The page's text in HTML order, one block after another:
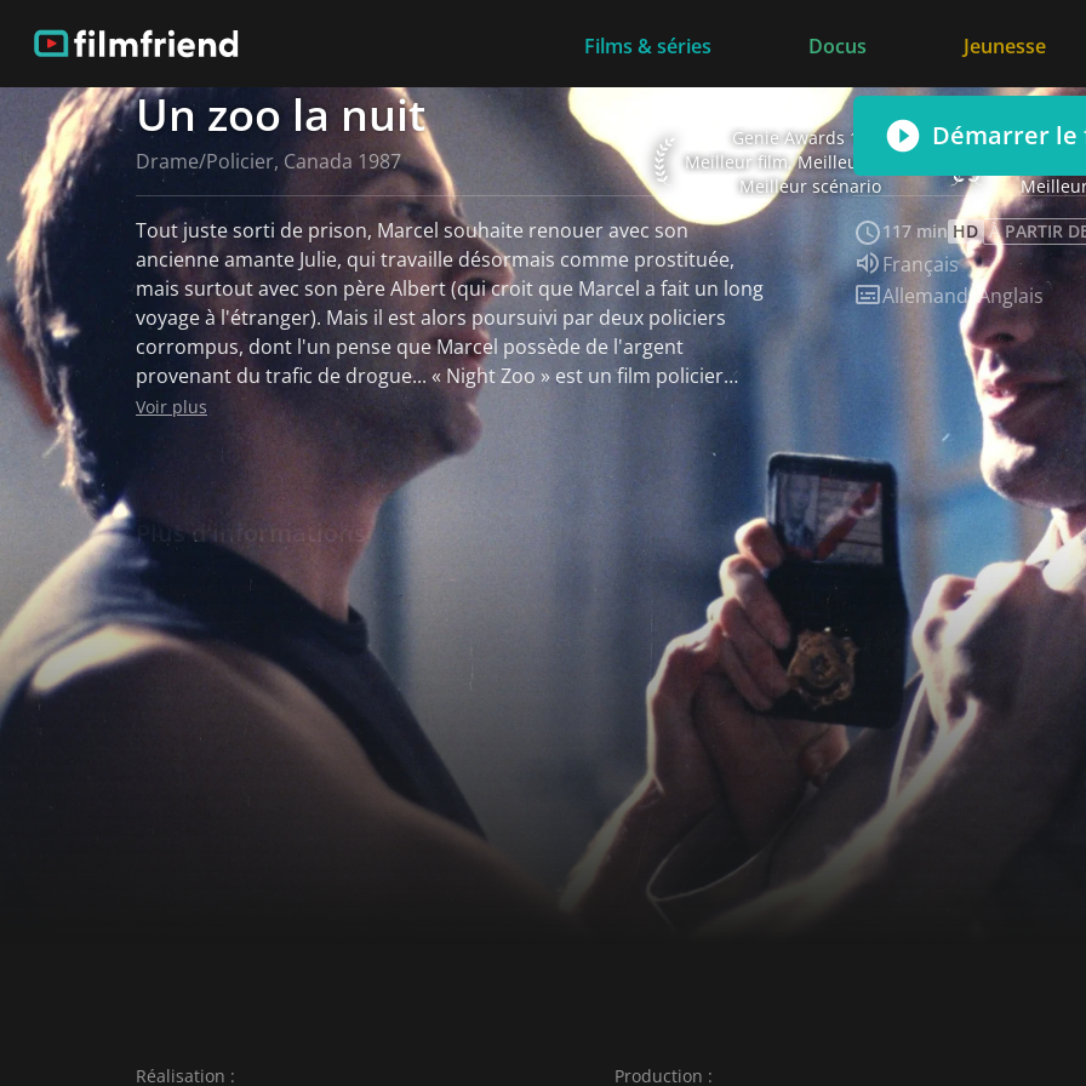
Films & séries Docus Jeunesse
Genie
Genie Awards 1988 Meilleur film, Meilleure
Genie Awards 1988
Meilleur scénario
Un zoo la nuit
Drame/Policier, Canada 1987
Démarrer le
Tout juste sorti de prison, Marcel souhaite renouer avec son
ancienne amante Julie, qui travaille désormais comme prostituée,
mais surtout avec son père Albert (qui croit que Marcel a fait un long
voyage à l'étranger). Mais il est alors poursuivi par deux policiers
corrompus, dont l'un pense que Marcel possède de l'argent
provenant du trafic de drogue... « Night Zoo » est un film policier
moderne, densément mis en scène et baigné de lumière néon, qui se
déroule dans la jungle des bas-fonds de Montréal, un « zoo humain »
où sont enfermés des animaux sauvages. Lauzon (1953-1997) a étudié
à l'université de Montréal avant de se faire connaître avec son
premier long métrage, « Night Zoo » : le film a fait sensation au
Festival de Cannes et a remporté deux « Genie Awards » en 1988
(meilleur réalisateur, meilleur scénario). En 1992, il a tourné son
deuxième long métrage, « Léolo », mais il a trouvé la mort dans un
accident d'avion pendant le tournage de son troisième long métrage.
Voir plus
117 min HD À PARTIR
Audio :
Français
Sous-titres :
Allemand,Anglais
Plus d'informations
Réalisation : Production :